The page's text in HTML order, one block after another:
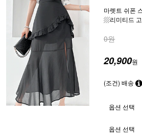
마렛트 쉬폰
▨리미티드
0원
20,900원
(조건) 배송